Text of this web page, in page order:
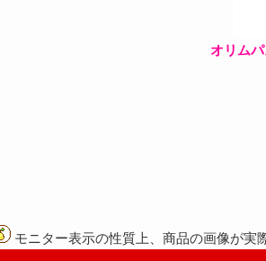
オリム
モニター表示の性質上、商品の画像が実